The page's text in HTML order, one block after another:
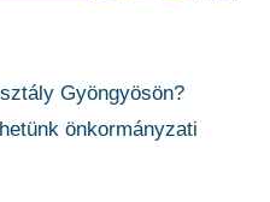
Gyöngyösön?
önkormányzati